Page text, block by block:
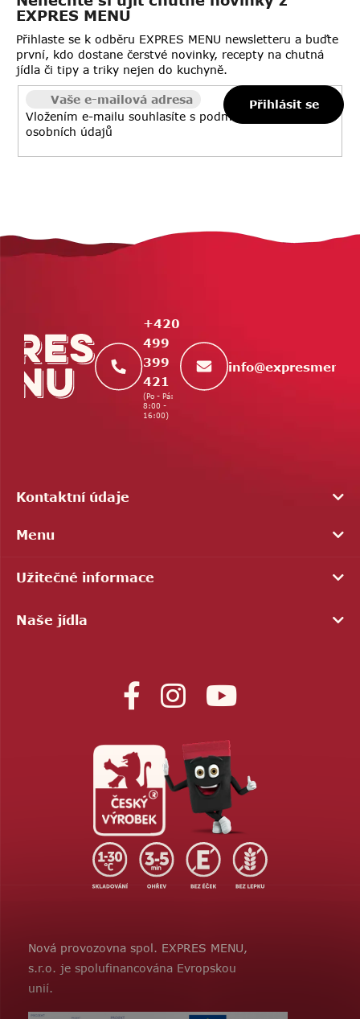
EXPRES MENU
Přihlaste se k odběru EXPRES MENU newsletteru a buďte
první, kdo dostane čerstvé novinky, recepty na chutná
jídla či tipy a triky nejen do kuchyně.
Vložením e-mailu souhlasíte s podmínkami ochrany
osobních údajů
Přihlásit se
Z
á
+420
499
399
421
(Po - Pá:
8:00 -
16:00)
info@
Kontaktní údaje
Menu
Užitečné informace
Naše jídla
Nová provozovna spol. EXPRES MENU,
s.r.o. je spolufinancována Evropskou
unií.